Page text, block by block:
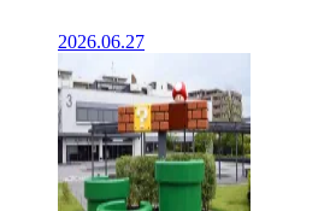
2026.06.27